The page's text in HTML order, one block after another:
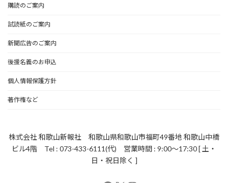
購読のご案内
試読紙のご案内
新聞広告のご案内
後援名義のお申込
個人情報保護方針
著作権など
株式会社 和歌山新報社 和歌山県和歌山市福町49番地 和歌山中橋
ビル4階 Tel : 073-433-6111(代) 営業時間 : 9:00～17:30 [ 土・
日・祝日除く ]